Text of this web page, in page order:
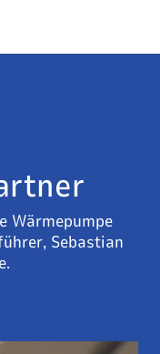
Wärmepumpe
Sebastian